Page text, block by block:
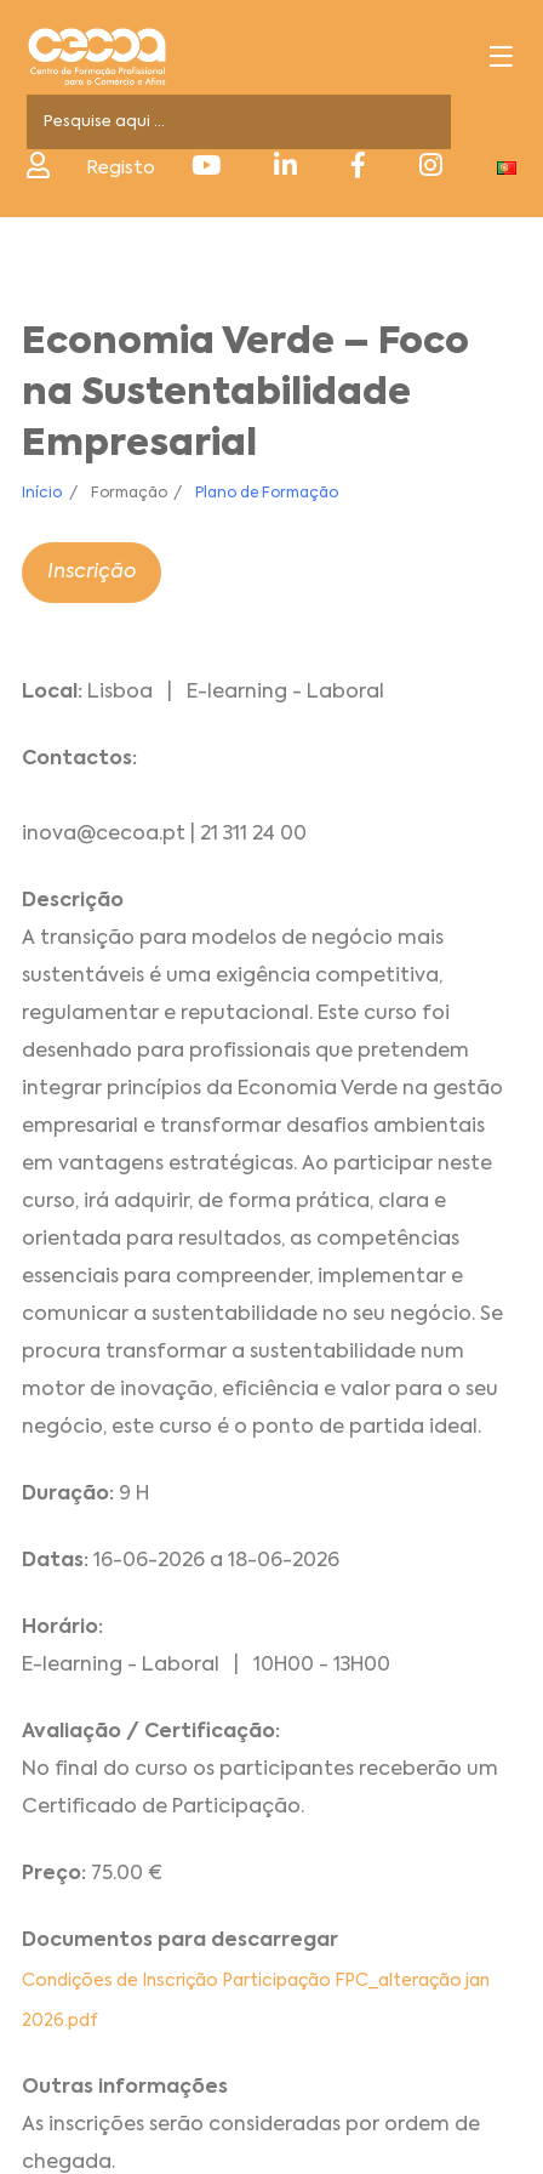
Registo
Economia Verde – Foco
na Sustentabilidade
Empresarial
Início Formação Plano de Formação
Inscrição
Local: Lisboa | E-learning - Laboral
Contactos:
inova@cecoa.pt | 21 311 24 00
Descrição
A transição para modelos de negócio mais
sustentáveis é uma exigência competitiva,
regulamentar e reputacional. Este curso foi
desenhado para profissionais que pretendem
integrar princípios da Economia Verde na gestão
empresarial e transformar desafios ambientais
em vantagens estratégicas. Ao participar neste
curso, irá adquirir, de forma prática, clara e
orientada para resultados, as competências
essenciais para compreender, implementar e
comunicar a sustentabilidade no seu negócio. Se
procura transformar a sustentabilidade num
motor de inovação, eficiência e valor para o seu
negócio, este curso é o ponto de partida ideal.
Duração: 9 H
Datas:16-06-2026 a 18-06-2026
Horário:
E-learning - Laboral | 10H00 - 13H00
Avaliação / Certificação:
No final do curso os participantes receberão um
Certificado de Participação.
Preço: 75.00 €
Documentos para descarregar
Condições de Inscrição Participação FPC_alteração jan
2026.pdf
Outras informações
As inscrições serão consideradas por ordem de
chegada.